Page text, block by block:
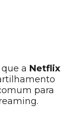
a Netflix
para